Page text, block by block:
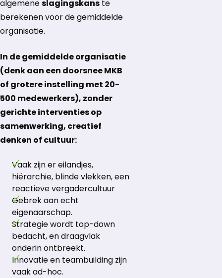
algemeneslagingskans te
berekenen voor de gemiddelde
organisatie.
In de gemiddelde organisatie
(denk aan een doorsnee MKB
of grotere instelling met 20-
500 medewerkers), zonder
gerichte interventies op
samenwerking, creatief
denken of cultuur:
Vaak zijn er eilandjes,
hiërarchie, blinde vlekken, een
reactieve vergadercultuur
Gebrek aan echt
eigenaarschap.
Strategie wordt top-down
bedacht, en draagvlak
onderin ontbreekt.
Innovatie en teambuilding zijn
vaak ad-hoc.